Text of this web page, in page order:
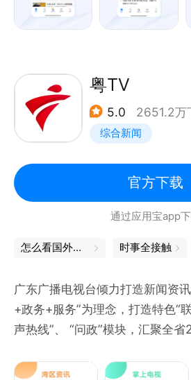
粤TV
5.0 2651.2万
综合新闻
官方下载
通过应用宝app
怎么看国外新闻 时事全接触
广东广播电视台倾力打造新闻资
+政务+服务”为理念，打造特色“
声热线”、 “问政”模块，汇聚全
唯一渠道；是广东新闻联播的官